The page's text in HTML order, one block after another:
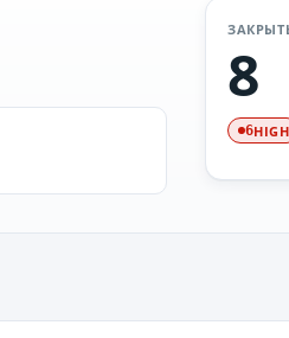
8
6HIGH